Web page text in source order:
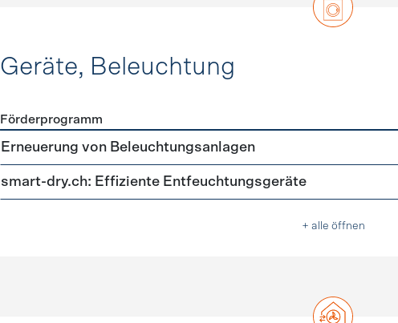
Geräte, Beleuchtung
Förderprogramme Geräte, Beleuchtung
Förderprogramm
Erneuerung von Beleuchtungsanlagen
smart-dry.ch: Effiziente Entfeuchtungsgeräte
+ alle öffnen